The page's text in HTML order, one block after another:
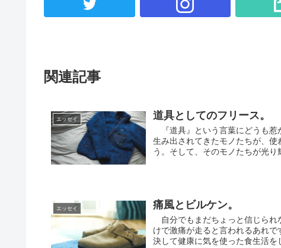
関連記事
エッセイ 道具としてのフリース。
『道具』という言葉にどうも惹
生み出されてきたモノたちが、
う。そして、そのモノたちが光り
エッセイ 痛風とビルケン。
自分でもまだちょっと信じられ
けで激痛が走ると言われるあれで
決して健康に気を使った食生活を